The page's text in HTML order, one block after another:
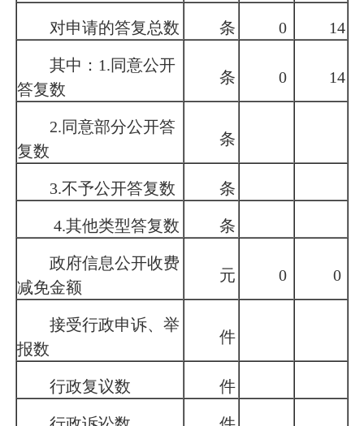
对申请的答复总数 条 0 14
其中： 1.同意公开
答复数
条 0 14
2.同意部分公开答
复数
条
3.不予公开答复数 条
4.其他类型答复数 条
政府信息公开收费
减免金额
元 0 0
接受行政申诉、举
报数
件
行政复议数 件